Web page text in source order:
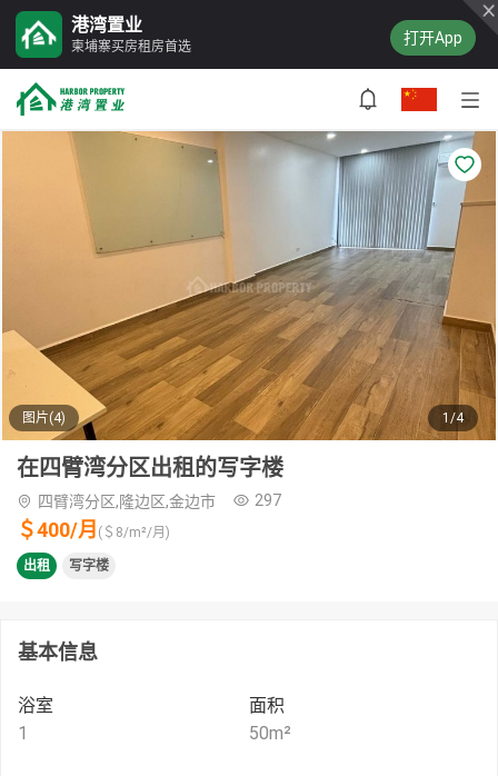
港湾置业
柬埔寨买房租房首选 打开App
图片(4) 1/4
在四臂湾分区出租的写字楼
四臂湾分区,隆边区,金边市 297
＄400/月 (＄ 8/m²/月 )
出租 写字楼
基本信息
浴室
1
面积
50m²